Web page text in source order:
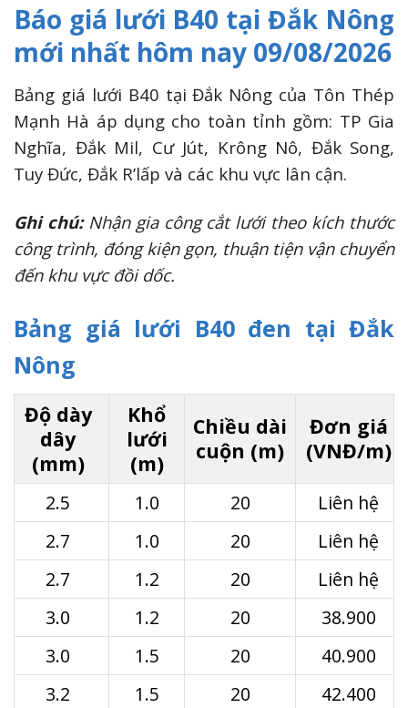
Báo giá lưới B40 tại Đắk Nông
mới nhất hôm nay 09/08/2026
Bảng giá lưới B40 tại Đắk Nông của Tôn Thép
Mạnh Hà áp dụng cho toàn tỉnh gồm: TP Gia
Nghĩa, Đắk Mil, Cư Jút, Krông Nô, Đắk Song,
Tuy Đức, Đắk R’lấp và các khu vực lân cận.
Ghi chú: Nhận gia công cắt lưới theo kích thước
công trình, đóng kiện gọn, thuận tiện vận chuyển
đến khu vực đồi dốc.
Bảng giá lưới B40 đen tại Đắk
Nông
Độ dày
dây
(mm)
Khổ
lưới
(m)
Chiều dài
cuộn (m)
Đơn giá
(VNĐ/m)
2.5 1.0 20
Liên hệ
2.7
1.0 20
Liên hệ
2.7
1.2 20
Liên hệ
3.0
1.2 20
38.900
3.0
1.5 20
40.900
3.2
1.5 20
42.400